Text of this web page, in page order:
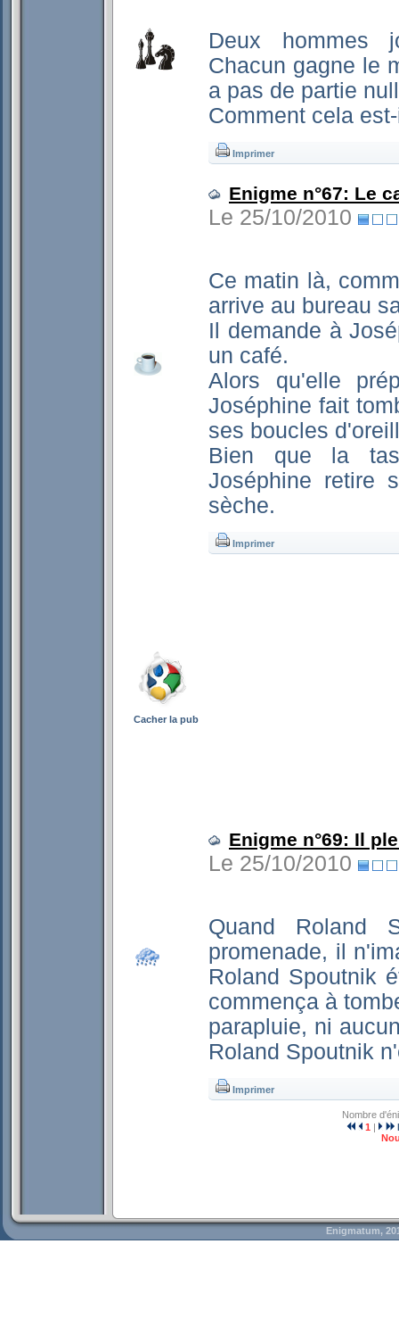
Deux hommes
Chacun gagne le
a pas de partie
Comment cela
Imprimer
Enigme n°67: Le
Le 25/10/2010
Ce matin là,
arrive au bureau
Il demande à
un café.
Alors qu'elle
Joséphine fait
ses boucles
Bien que la
Joséphine retire
sèche.
Imprimer
Cacher la pub
Enigme n°69: Il
Le 25/10/2010
Quand Roland
promenade, il
Roland Spoutnik
commença à
parapluie, ni
Roland Spoutnik
Imprimer
Nombre
1 |
Enigmatum,